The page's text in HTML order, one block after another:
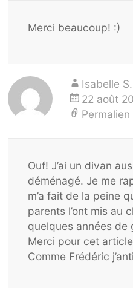
Merci beaucoup! :)
Isabelle S.
22 août
Permalien
Ouf! J’ai un divan
déménagé. Je me
m’a fait de la peine
parents l’ont mis au
quelques années de
Merci pour cet
Comme Frédéric